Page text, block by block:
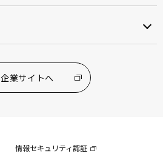
企業サイトへ
情報セキュリティ認証